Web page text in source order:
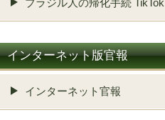
ブラジル人の帰化手続 TikTok
インターネット版官報
インターネット官報